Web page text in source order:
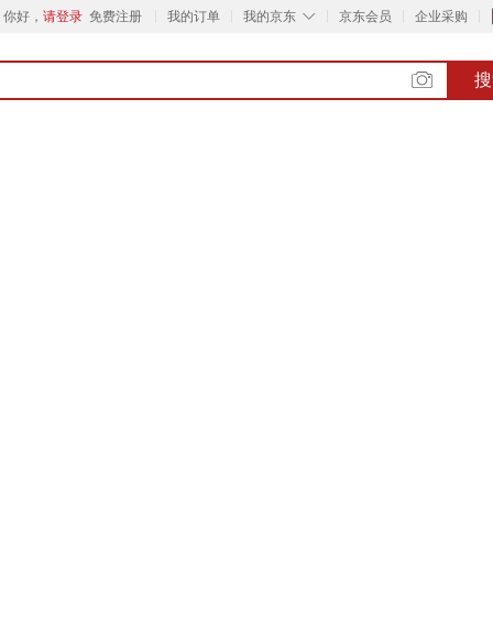
你好， 请登录 免费注册 我的订单 ◇
我的京东 京东会员 企业采购